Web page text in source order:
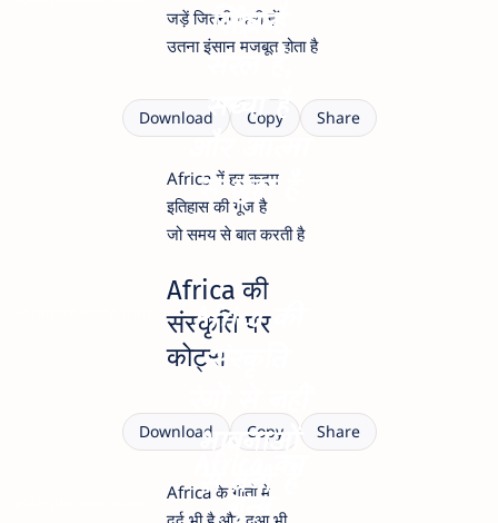
ज़िंदा है
जड़ें जितनी गहरी हों
उतना इंसान मजबूत होता है
जीवन
सरल है,
सच्चा है
और आत्मा
से जुड़ा है
Download Copy Share
Africa में हर कदम
इतिहास की गूंज है
जो समय से बात करती है
Africa की
संस्कृति पर
कोट्स
Africa की
संस्कृति
रंगों से नहीं
भावनाओं
से बनी है
Download Copy Share
Africa के गीतों में
Africa का
नृत्य